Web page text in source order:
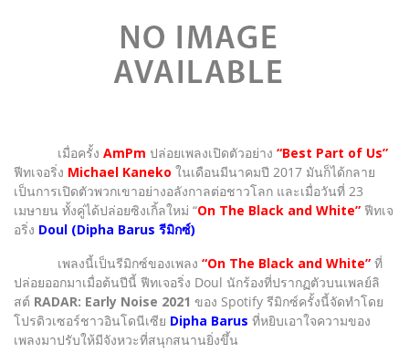
เมื่อครั้ง AmPm ปล่อยเพลงเปิดตัวอย่าง “Best Part of Us”
ฟีทเจอริ่ง Michael Kaneko ในเดือนมีนาคมปี 2017 มันก็ได้กลาย
เป็นการเปิดตัวพวกเขาอย่างอลังกาลต่อชาวโลก และเมื่อวันที่ 23
เมษายน ทั้งคู่ได้ปล่อยซิงเกิ้ลใหม่ “On The Black and White” ฟีทเจ
อริ่ง Doul (Dipha Barus รีมิกซ์)
เพลงนี้เป็นรีมิกซ์ของเพลง “On The Black and White” ที่
ปล่อยออกมาเมื่อต้นปีนี้ ฟีทเจอริ่ง Doul นักร้องที่ปรากฏตัวบนเพลย์ลิ
สต์ RADAR: Early Noise 2021 ของ Spotify รีมิกซ์ครั้งนี้จัดทำโดย
โปรดิวเซอร์ชาวอินโดนีเซีย Dipha Barus ที่หยิบเอาใจความของ
เพลงมาปรับให้มีจังหวะที่สนุกสนานยิ่งขึ้น